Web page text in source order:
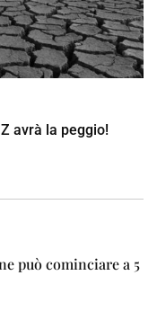
avrà la peggio!
può cominciare a 5